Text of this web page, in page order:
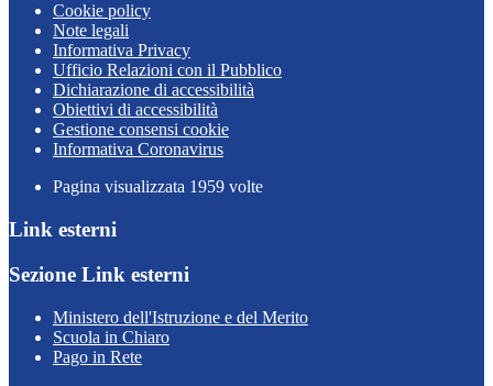
Cookie policy
Note legali
Informativa Privacy
Ufficio Relazioni con il Pubblico
Dichiarazione di accessibilità
Obiettivi di accessibilità
Gestione consensi cookie
Informativa Coronavirus
Pagina visualizzata 1959 volte
Link esterni
Sezione Link esterni
Ministero dell'Istruzione e del Merito
Scuola in Chiaro
Pago in Rete